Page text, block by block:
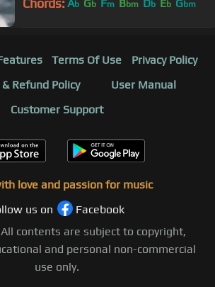
Chords: Ab Gb Fm Bbm Db Eb Gbm
Terms Of Use
Privacy Policy
Refund Policy
User Manual
Customer Support
love and passion for music
us on
Facebook
All contents are subject to copyright,
and personal non-commercial
use only.